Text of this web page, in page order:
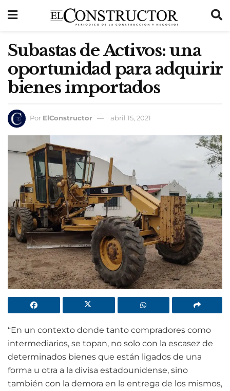
Subastas de Activos: una
oportunidad para adquirir
bienes importados
Por ElConstructor abril 15, 2021
“En un contexto donde tanto compradores como
intermediarios, se topan, no solo con la escasez de
determinados bienes que están ligados de una
forma u otra a la divisa estadounidense, sino
también con la demora en la entrega de los mismos,